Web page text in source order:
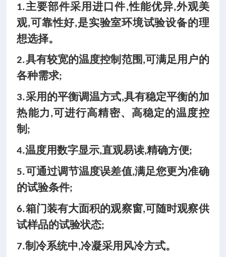
1.主要部件采用进口件,性能优异,外观美
观,可靠性好,是实验室环境试验设备的理
想选择。
2.具有较宽的温度控制范围,可满足用户的
各种需求;
3.采用的平衡调温方式,具有稳定平衡的加
热能力,可进行高精密、高稳定的温度控
制 ;
4.温度用数字显示,直观易读,精确方便;
5.可通过调节温度误差值,满足您更为准确
的试验条件;
6.箱门装有大面积的观察窗,可随时观察供
试样品的试验状态;
7.制冷系统中,冷凝采用风冷方式。